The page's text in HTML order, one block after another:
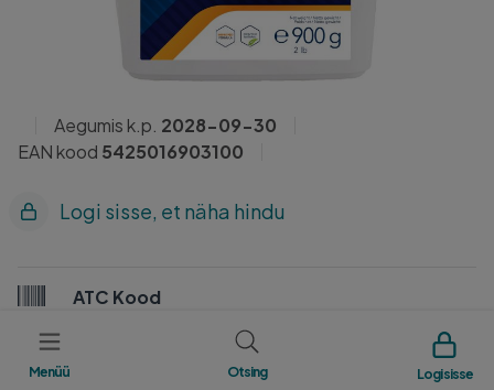
Menüü Otsing Logi sisse
Aegumis k.p. 2028-09-30
EAN kood 5425016903100
Logi sisse, et näha hindu
ATC Kood